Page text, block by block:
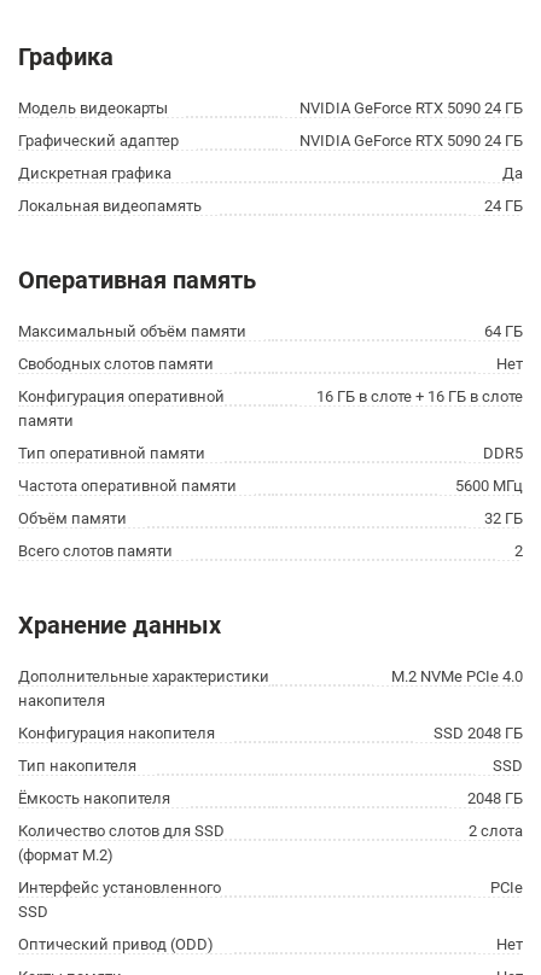
Графика
Модель видеокарты
NVIDIA GeForce RTX 5090 24 ГБ
Графический адаптер
NVIDIA GeForce RTX 5090 24 ГБ
Дискретная графика
Да
Локальная видеопамять
24 ГБ
Оперативная память
Максимальный объём памяти
64 ГБ
Свободных слотов памяти
Нет
Конфигурация оперативной
памяти
16 ГБ в слоте + 16 ГБ в слоте
Тип оперативной памяти
DDR5
Частота оперативной памяти
5600 МГц
Объём памяти
32 ГБ
Всего слотов памяти
2
Хранение данных
Дополнительные характеристики
накопителя
M.2 NVMe PCIe 4.0
Конфигурация накопителя
SSD 2048 ГБ
Тип накопителя
SSD
Ёмкость накопителя
2048 ГБ
Количество слотов для SSD
(формат M.2)
2 слота
Интерфейс установленного
SSD
PCIe
Оптический привод (ODD)
Нет